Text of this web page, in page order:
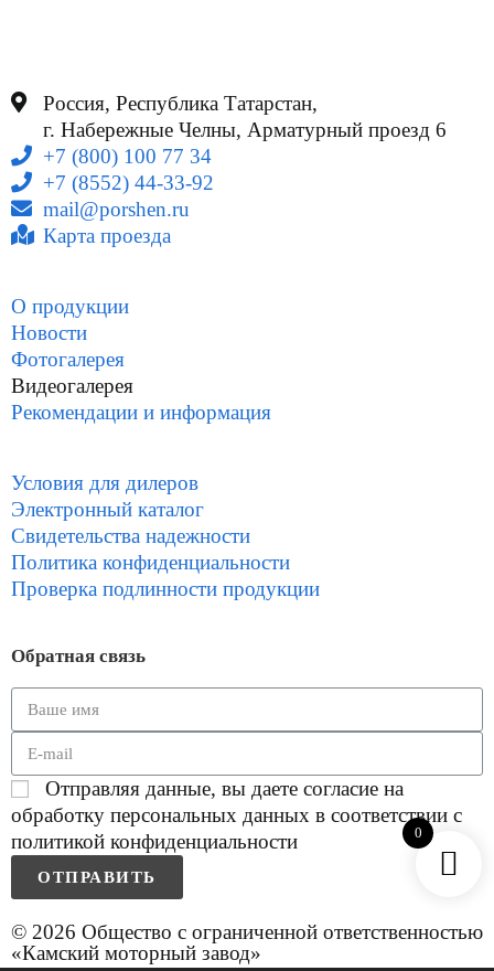
Россия, Республика Татарстан,
г. Набережные Челны, Арматурный проезд 6
+7 (800) 100 77 34
+7 (8552) 44-33-92
mail@porshen.ru
Карта проезда
О продукции
Новости
Фотогалерея
Видеогалерея
Рекомендации и информация
Условия для дилеров
Электронный каталог
Свидетельства надежности
Политика конфиденциальности
Проверка подлинности продукции
Обратная связь
Отправляя данные, вы даете согласие на
обработку персональных данных в соответствии с
политикой конфиденциальности
ОТПРАВИТЬ
© 2026 Общество с ограниченной ответственностью
«Камский моторный завод»
0